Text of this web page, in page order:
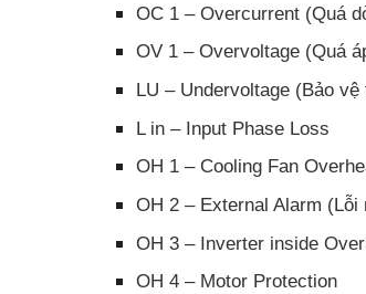
OC 1 – Overcurrent (Quá
OV 1 – Overvoltage (Quá
LU – Undervoltage (Bảo vệ
L in – Input Phase Loss
OH 1 – Cooling Fan
OH 2 – External Alarm (Lỗi
OH 3 – Inverter inside
OH 4 – Motor Protection